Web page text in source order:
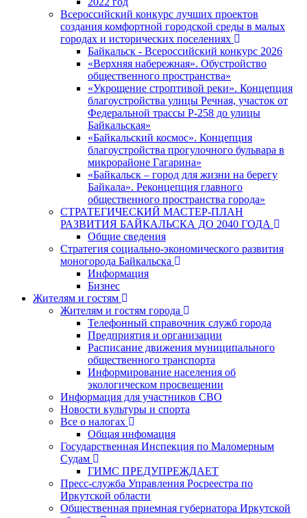
Всероссийский конкурс лучших проектов
создания комфортной городской среды в малых
городах и исторических поселениях
Байкальск - Всероссийский конкурс 2026
«Верхняя набережная». Обустройство
общественного пространства»
«Укрощение строптивой реки». Концепция
благоустройства улицы Речная, участок от
Федеральной трассы Р-258 до улицы
Байкальская»
«Байкальский космос». Концепция
благоустройства прогулочного бульвара в
микрорайоне Гагарина»
«Байкальск – город для жизни на берегу
Байкала». Реконцепция главного
общественного пространства города»
СТРАТЕГИЧЕСКИЙ МАСТЕР-ПЛАН
РАЗВИТИЯ БАЙКАЛЬСКА ДО 2040 ГОДА
Общие сведения
Стратегия социально-экономического развития
моногорода Байкальска
Информация
Бизнес
Жителям и гостям
Жителям и гостям города
Телефонный справочник служб города
Предприятия и организации
Расписание движения муниципального
общественного транспорта
Информирование населения об
экологическом просвещении
Информация для участников СВО
Новости культуры и спорта
Все о налогах
Общая инфомация
Государственная Инспекция по Маломерным
Судам
ГИМС ПРЕДУПРЕЖДАЕТ
Пресс-служба Управления Росреестра по
Иркутской области
Общественная приемная губернатора Иркутской